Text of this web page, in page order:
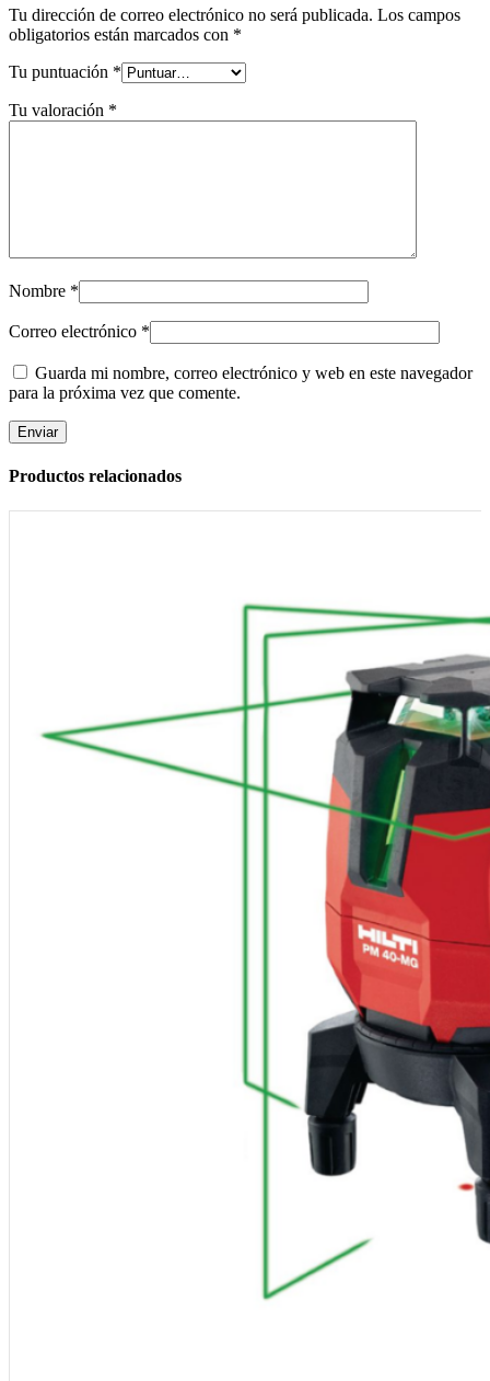
Tu dirección de correo electrónico no será publicada. Los campos
obligatorios están marcados con *
Tu puntuación *
Tu valoración *
Nombre *
Correo electrónico *
Guarda mi nombre, correo electrónico y web en este navegador
para la próxima vez que comente.
Productos relacionados